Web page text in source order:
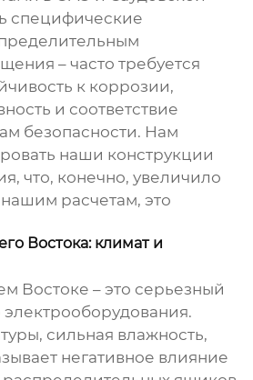
специфические
– часто требуется
к коррозии,
и соответствие
безопасности. Нам
наши конструкции
что, конечно, увеличило
расчетам, это
Востока: климат и
Востоке – это серьезный
сильная влажность,
негативное влияние